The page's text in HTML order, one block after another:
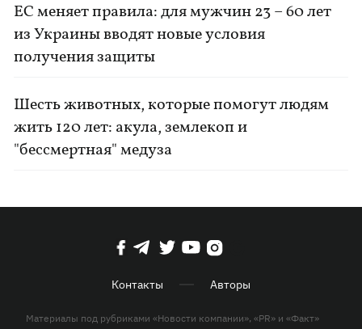
ЕС меняет правила: для мужчин 23 – 60 лет
из Украины вводят новые условия
получения защиты
Шесть животных, которые помогут людям
жить 120 лет: акула, землекоп и
"бессмертная" медуза
Контакты Авторы
Материалы под рубриками «Новости компании», «PR» и «Факт»